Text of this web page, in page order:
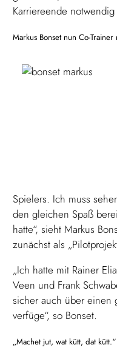
Karriereende notwendig
Markus Bonset nun Co-
Spielers. Ich muss
den gleichen Spaß
hatte“, sieht Markus
zunächst als
„Ich hatte mit Rainer
Veen und Frank
sicher auch über einen
verfüge“, so Bonset.
„Machet jut, wat kütt, dat kütt.“